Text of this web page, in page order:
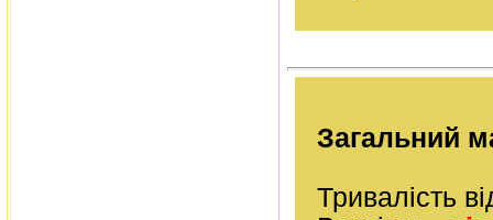
Загальний
Тривалість